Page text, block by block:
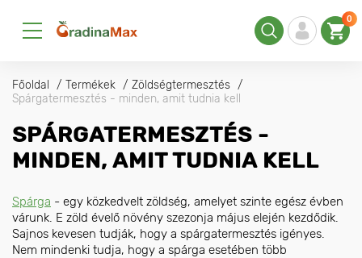
0
Főoldal Termékek
Zöldségtermesztés
Spárgatermesztés - minden, amit tudnia kell
SPÁRGATERMESZTÉS -
MINDEN, AMIT TUDNIA KELL
Spárga - egy közkedvelt zöldség, amelyet szinte egész évben
várunk. E zöld évelő növény szezonja május elején kezdődik.
Sajnos kevesen tudják, hogy a spárgatermesztés igényes.
Nem mindenki tudja, hogy a spárga esetében több